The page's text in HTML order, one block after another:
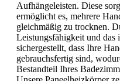
Aufhängeleisten. Diese
ermöglicht es, mehrere
gleichmäßig zu trocknen.
Leistungsfähigkeit und das
sichergestellt, dass Ihre
gebrauchsfertig sind,
Bestandteil Ihres